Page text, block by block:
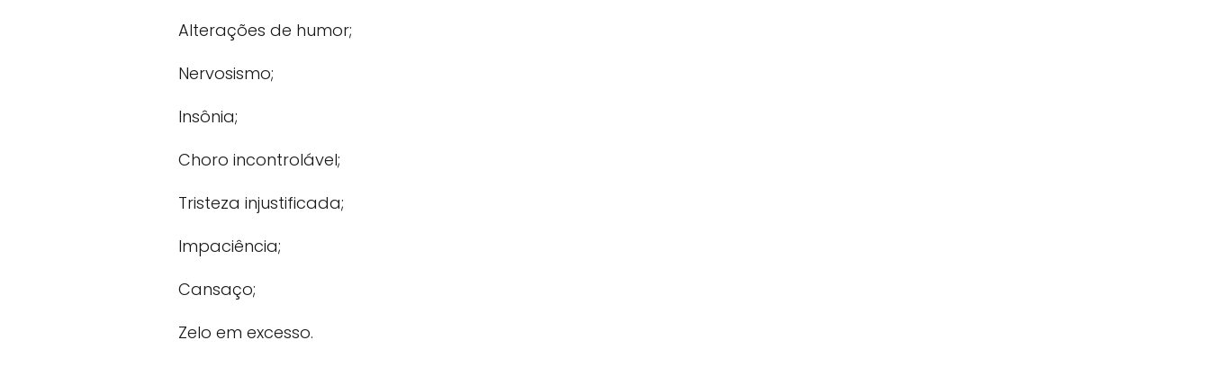
Alterações de humor;
Nervosismo;
Insônia;
Choro incontrolável;
Tristeza injustificada;
Impaciência;
Cansaço;
Zelo em excesso.